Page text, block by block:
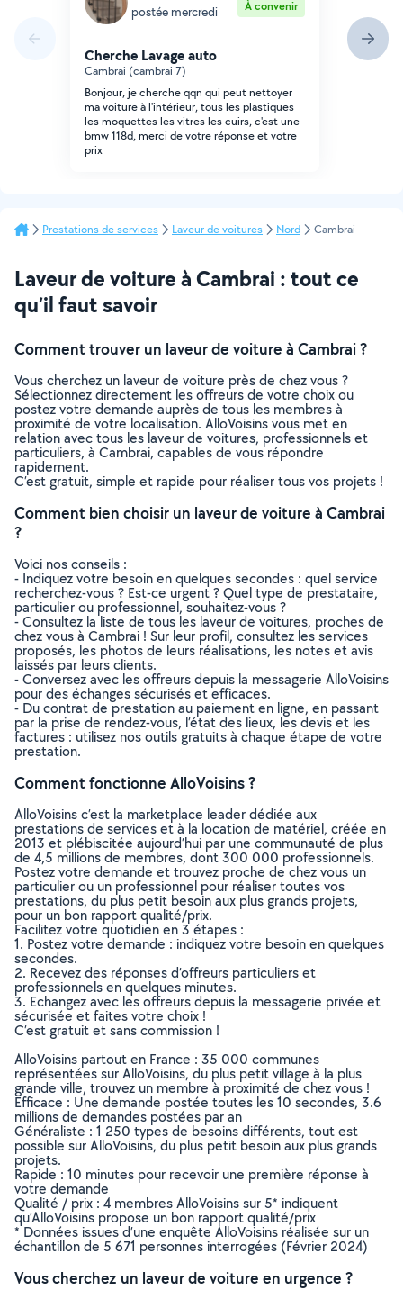
postée mercredi À convenir
Cherche Lavage auto
Cambrai (cambrai 7)
Bonjour, je cherche qqn qui peut nettoyer
ma voiture à l'intérieur, tous les plastiques
les moquettes les vitres les cuirs, c'est une
bmw 118d, merci de votre réponse et votre
prix
Prestations de services Laveur de voitures Nord Cambrai
Laveur de voiture à Cambrai : tout ce
qu’il faut savoir
Comment trouver un laveur de voiture à Cambrai ?
Vous cherchez un laveur de voiture près de chez vous ?
Sélectionnez directement les offreurs de votre choix ou
postez votre demande auprès de tous les membres à
proximité de votre localisation. AlloVoisins vous met en
relation avec tous les laveur de voitures, professionnels et
particuliers, à Cambrai, capables de vous répondre
rapidement.
C’est gratuit, simple et rapide pour réaliser tous vos projets !
Comment bien choisir un laveur de voiture à Cambrai
?
Voici nos conseils :
- Indiquez votre besoin en quelques secondes : quel service
recherchez-vous ? Est-ce urgent ? Quel type de prestataire,
particulier ou professionnel, souhaitez-vous ?
- Consultez la liste de tous les laveur de voitures, proches de
chez vous à Cambrai ! Sur leur profil, consultez les services
proposés, les photos de leurs réalisations, les notes et avis
laissés par leurs clients.
- Conversez avec les offreurs depuis la messagerie AlloVoisins
pour des échanges sécurisés et efficaces.
- Du contrat de prestation au paiement en ligne, en passant
par la prise de rendez-vous, l’état des lieux, les devis et les
factures : utilisez nos outils gratuits à chaque étape de votre
prestation.
Comment fonctionne AlloVoisins ?
AlloVoisins c’est la marketplace leader dédiée aux
prestations de services et à la location de matériel, créée en
2013 et plébiscitée aujourd’hui par une communauté de plus
de 4,5 millions de membres, dont 300 000 professionnels.
Postez votre demande et trouvez proche de chez vous un
particulier ou un professionnel pour réaliser toutes vos
prestations, du plus petit besoin aux plus grands projets,
pour un bon rapport qualité/prix.
Facilitez votre quotidien en 3 étapes :
1. Postez votre demande : indiquez votre besoin en quelques
secondes.
2. Recevez des réponses d’offreurs particuliers et
professionnels en quelques minutes.
3. Echangez avec les offreurs depuis la messagerie privée et
sécurisée et faites votre choix !
C’est gratuit et sans commission !
AlloVoisins partout en France : 35 000 communes
représentées sur AlloVoisins, du plus petit village à la plus
grande ville, trouvez un membre à proximité de chez vous !
Efficace : Une demande postée toutes les 10 secondes, 3.6
millions de demandes postées par an
Généraliste : 1 250 types de besoins différents, tout est
possible sur AlloVoisins, du plus petit besoin aux plus grands
projets.
Rapide : 10 minutes pour recevoir une première réponse à
votre demande
Qualité / prix : 4 membres AlloVoisins sur 5* indiquent
qu’AlloVoisins propose un bon rapport qualité/prix
* Données issues d’une enquête AlloVoisins réalisée sur un
échantillon de 5 671 personnes interrogées (Février 2024)
Vous cherchez un laveur de voiture en urgence ?